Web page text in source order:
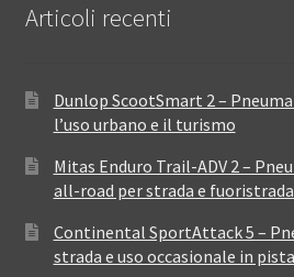
Articoli recenti
Dunlop ScootSmart 2 –
l’uso urbano e il turismo
Mitas Enduro Trail-ADV 2 –
all-road per strada e
Continental SportAttack 5 –
strada e uso occasionale in pista